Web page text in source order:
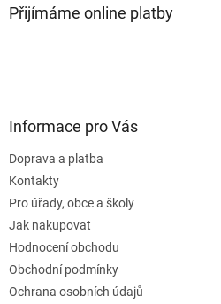
Přijímáme online platby
Informace pro Vás
Doprava a platba
Kontakty
Pro úřady, obce a školy
Jak nakupovat
Hodnocení obchodu
Obchodní podmínky
Ochrana osobních údajů